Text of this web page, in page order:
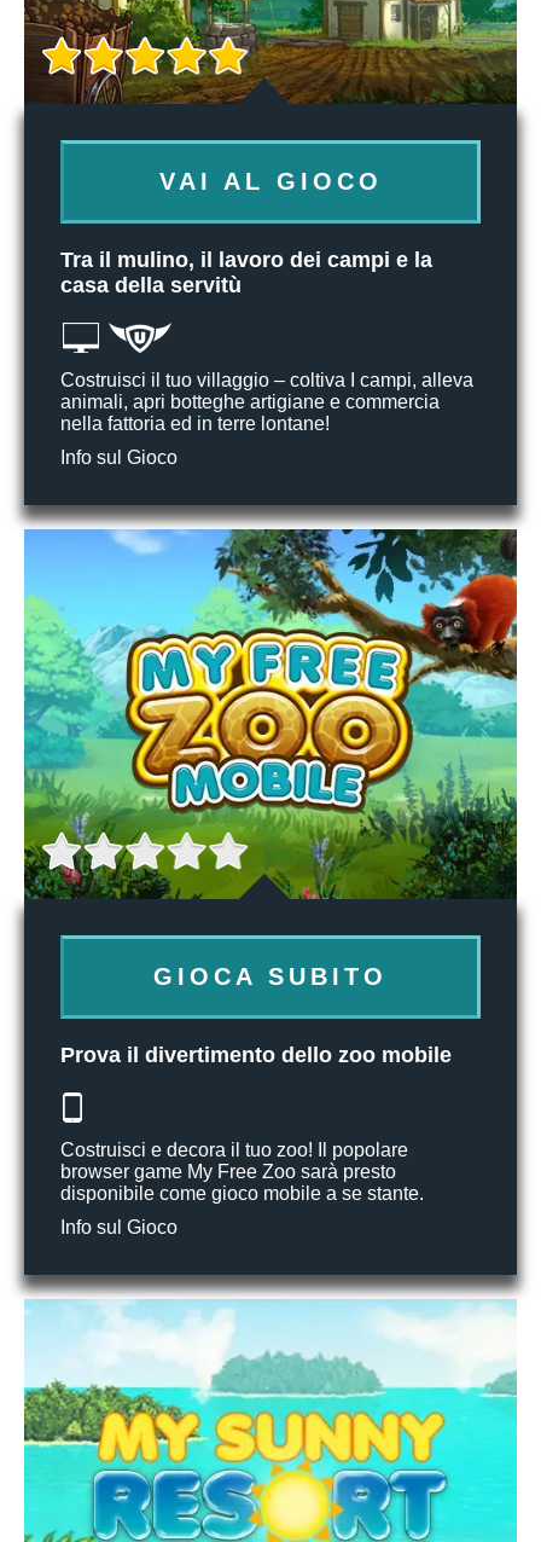
VAI AL GIOCO
Tra il mulino, il lavoro dei campi e la
casa della servitù
Costruisci il tuo villaggio – coltiva I campi, alleva
animali, apri botteghe artigiane e commercia
nella fattoria ed in terre lontane!
Info sul Gioco
GIOCA SUBITO
Prova il divertimento dello zoo mobile
Costruisci e decora il tuo zoo! Il popolare
browser game My Free Zoo sarà presto
disponibile come gioco mobile a se stante.
Info sul Gioco